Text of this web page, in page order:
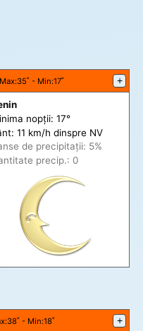
Max:35˚ - Min:17˚ +
nopții: 17°
11 km/h dinspre NV
de precipitații: 5%
precip.: 0
:38˚ - Min:18˚ +